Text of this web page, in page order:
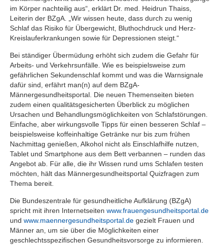
im Körper nachteilig aus“, erklärt Dr. med. Heidrun Thaiss,
Leiterin der BZgA. „Wir wissen heute, dass durch zu wenig
Schlaf das Risiko für Übergewicht, Bluthochdruck und Herz-
Kreislauferkrankungen sowie für Depressionen steigt.“
Bei ständiger Übermüdung erhöht sich zudem die Gefahr für
Arbeits- und Verkehrsunfälle. Wie es beispielsweise zum
gefährlichen Sekundenschlaf kommt und was die Warnsignale
dafür sind, erfährt man(n) auf dem BZgA-
Männergesundheitsportal. Die neuen Themenseiten bieten
zudem einen qualitätsgesicherten Überblick zu möglichen
Ursachen und Behandlungsmöglichkeiten von Schlafstörungen.
Einfache, aber wirkungsvolle Tipps für einen besseren Schlaf –
beispielsweise koffeinhaltige Getränke nur bis zum frühen
Nachmittag genießen, Alkohol nicht als Einschlafhilfe nutzen,
Tablet und Smartphone aus dem Bett verbannen – runden das
Angebot ab. Für alle, die ihr Wissen rund ums Schlafen testen
möchten, hält das Männergesundheitsportal Quizfragen zum
Thema bereit.
Die Bundeszentrale für gesundheitliche Aufklärung (BZgA)
spricht mit ihren Internetseiten www.frauengesundheitsportal.de
und www.maennergesundheitsportal.de gezielt Frauen und
Männer an, um sie über die Möglichkeiten einer
geschlechtsspezifischen Gesundheitsvorsorge zu informieren.